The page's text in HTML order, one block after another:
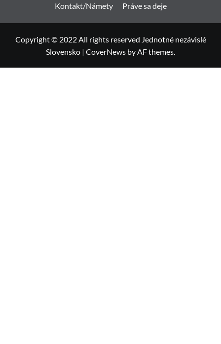
Kontakt/Námety
Práve sa deje
Copyright © 2022 All rights reserved Jednotné nezávislé
Slovensko | CoverNews by AF themes.